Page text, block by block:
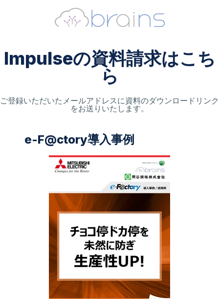
Impulseの資料請求はこち
ら
ご登録いただいたメールアドレスに資料のダウンロードリンク
をお送りいたします。
e-F@ctory導入事例